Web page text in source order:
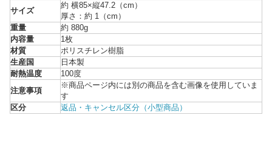
サイズ
約 横85×縦47.2（cm）
厚さ：約 1（cm）
重量
約 880g
内容量
1枚
材質
ポリスチレン樹脂
生産国
日本製
耐熱温度
100度
注意事項
※商品ページ内には別の商品を含む画像を使用していま
す
区分
返品・キャンセル区分（小型商品）